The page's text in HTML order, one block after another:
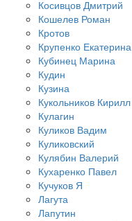
Косивцов Дмитрий
Кошелев Роман
Кротов
Крупенко Екатерина
Кубинец Марина
Кудин
Кузина
Кукольников Кирилл
Кулагин
Куликов Вадим
Куликовский
Кулябин Валерий
Кухаренко Павел
Кучуков Я
Лагута
Лапутин